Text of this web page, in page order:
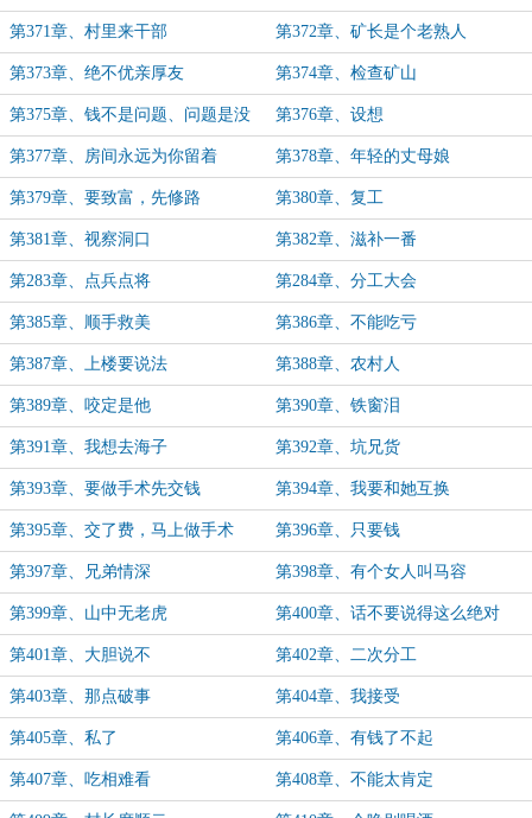
第371章、村里来干部 第372章、矿长是个老熟人
第373章、绝不优亲厚友 第374章、检查矿山
第375章、钱不是问题、问题是没
钱
第376章、设想
第377章、房间永远为你留着 第378章、年轻的丈母娘
第379章、要致富，先修路 第380章、复工
第381章、视察洞口 第382章、滋补一番
第283章、点兵点将 第284章、分工大会
第385章、顺手救美 第386章、不能吃亏
第387章、上楼要说法 第388章、农村人
第389章、咬定是他 第390章、铁窗泪
第391章、我想去海子 第392章、坑兄货
第393章、要做手术先交钱 第394章、我要和她互换
第395章、交了费，马上做手术 第396章、只要钱
第397章、兄弟情深 第398章、有个女人叫马容
第399章、山中无老虎 第400章、话不要说得这么绝对
第401章、大胆说不 第402章、二次分工
第403章、那点破事 第404章、我接受
第405章、私了 第406章、有钱了不起
第407章、吃相难看 第408章、不能太肯定